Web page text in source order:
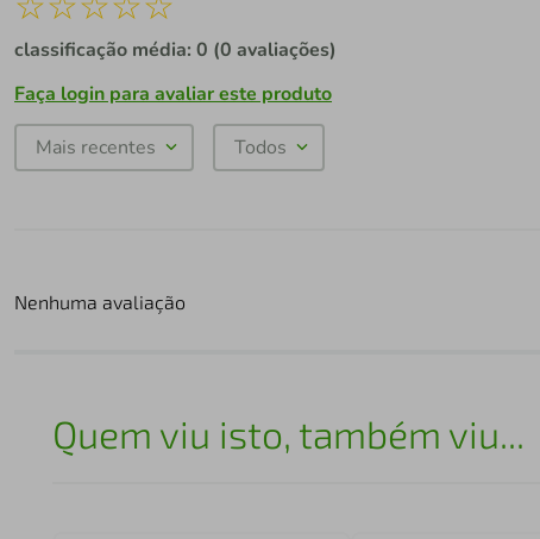
classificação média: 0 (0 avaliações)
Faça login para avaliar este produto
Mais recentes Todos
Nenhuma avaliação
Quem viu isto, também viu...